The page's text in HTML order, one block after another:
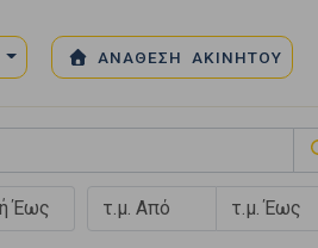
ΑΝΑΘΕΣΗ ΑΚΙΝΗΤΟΥ